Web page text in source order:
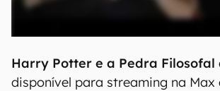
Harry Potter e a Pedra Filosofal
disponível para streaming na Max